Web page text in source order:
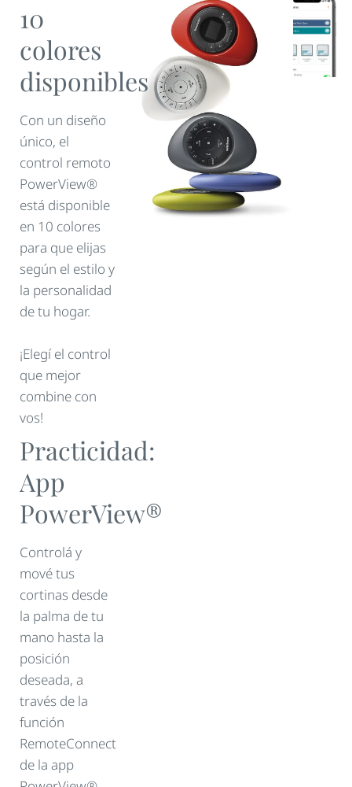
10
colores
disponibles
Con un diseño
único, el
control remoto
PowerView®
está disponible
en 10 colores
para que elijas
según el estilo y
la personalidad
de tu hogar.
¡Elegí el control
que mejor
combine con
vos!
Practicidad:
App
PowerView®
Controlá y
mové tus
cortinas desde
la palma de tu
mano hasta la
posición
deseada, a
través de la
función
RemoteConnect
de la app